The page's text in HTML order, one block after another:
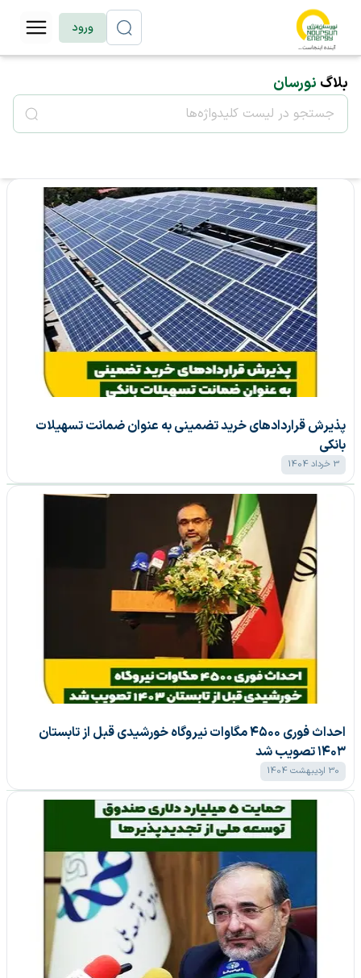
ورود
بلاگ نورسان
پذیرش قرارداد‌های خرید تضمینی به عنوان ضمانت تسهیلات
بانکی
3 خرداد 1404
احداث فوری ۴۵۰۰ مگاوات نیروگاه خورشیدی قبل از تابستان
۱۴۰۳ تصویب شد
30 اردیبهشت 1404